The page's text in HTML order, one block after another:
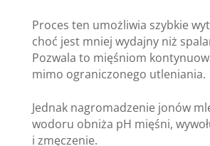
Proces ten umożliwia szybkie
choć jest mniej wydajny niż
Pozwala to mięśniom
mimo ograniczonego utleniania.
Jednak nagromadzenie jonów
wodoru obniża pH mięśni,
i zmęczenie.